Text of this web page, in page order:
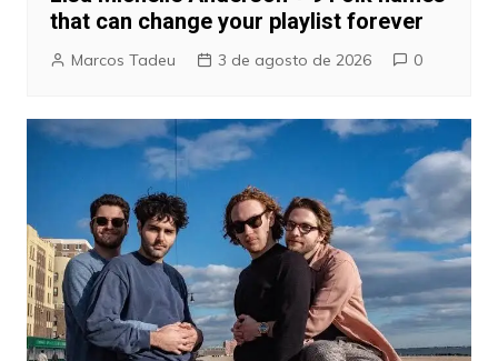
that can change your playlist forever
Marcos Tadeu 3 de agosto de 2026 0